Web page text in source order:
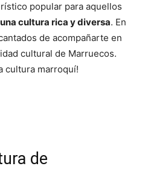
popular para aquellos
cultura rica y diversa. En
de acompañarte en
cultural de Marruecos.
cultura marroquí!
de